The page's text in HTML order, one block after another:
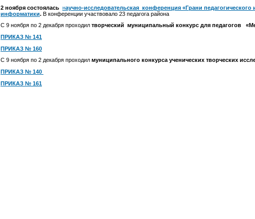
2 ноября состоялась научно-исследовательская конференция «Грани
информатики. В конференции участвовало 23 педагога района
С 9 ноября по 2 декабря проходил творческий муниципальный конкурс для педагогов
ПРИКАЗ № 141
ПРИКАЗ № 160
С 9 ноября по 2 декабря проходил муниципального конкурса ученических творческих
ПРИКАЗ № 140
ПРИКАЗ № 161